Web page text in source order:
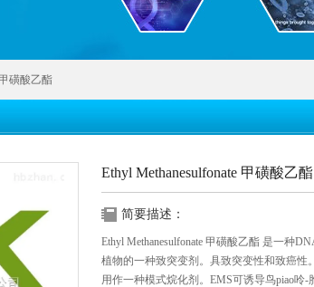
磺酸乙酯
Ethyl Methanesulfonate 甲磺酸乙酯
简要描述：
Ethyl Methanesulfonate 甲磺酸乙酯 是一种
植物的一种致突变剂。具致突变性和致癌性
用作一种模式烷化剂。EMS可诱导鸟piao呤